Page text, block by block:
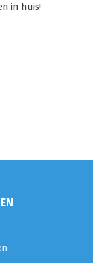
in huis!